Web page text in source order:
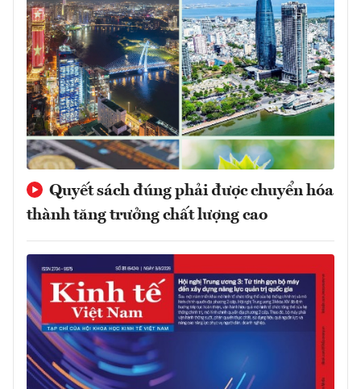
Quyết sách đúng phải được chuyển hóa
thành tăng trưởng chất lượng cao